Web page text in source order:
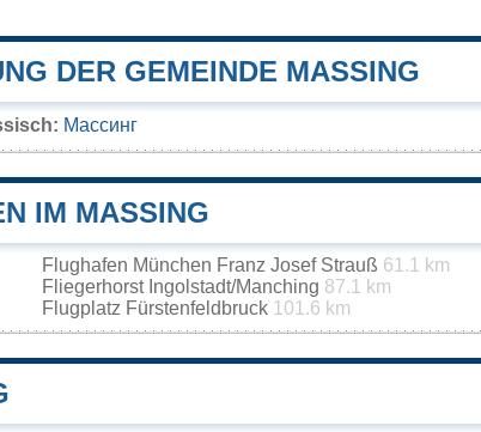
DER GEMEINDE MASSING
Массинг
IM MASSING
Flughafen München Franz Josef Strauß 61.1 km
Fliegerhorst Ingolstadt/Manching 87.1 km
Flugplatz Fürstenfeldbruck 101.6 km